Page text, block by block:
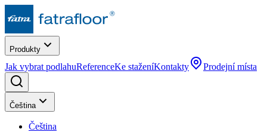
Produkty
Jak vybrat podlahuReferenceKe staženíKontakty Prodejní místa
Čeština
Čeština